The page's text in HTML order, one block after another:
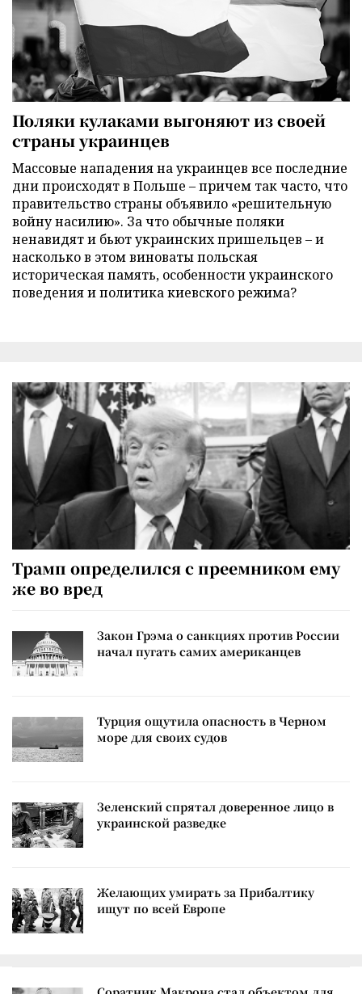
Поляки кулаками выгоняют из своей
страны украинцев
Массовые нападения на украинцев все последние
дни происходят в Польше – причем так часто, что
правительство страны объявило «решительную
войну насилию». За что обычные поляки
ненавидят и бьют украинских пришельцев – и
насколько в этом виноваты польская
историческая память, особенности украинского
поведения и политика киевского режима?
Трамп определился с преемником ему
же во вред
Закон Грэма о санкциях против России
начал пугать самих американцев
Турция ощутила опасность в Черном
море для своих судов
Зеленский спрятал доверенное лицо в
украинской разведке
Желающих умирать за Прибалтику
ищут по всей Европе